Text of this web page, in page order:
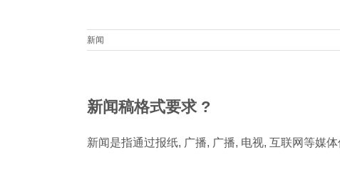
新闻
新闻稿格式要求 ?
新闻是指通过报纸, 广播, 广播, 电视, 互联网等媒